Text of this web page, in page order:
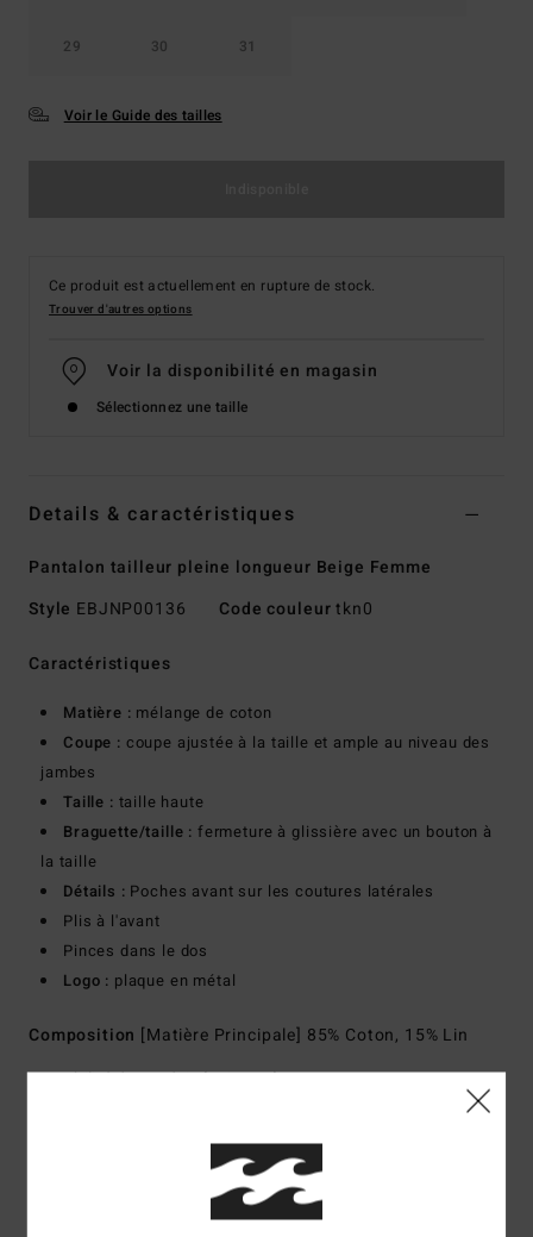
29 30 31
Voir le Guide des tailles
Ce produit est actuellement en rupture de stock.
Trouver d'autres options
Voir la disponibilité en magasin
Sélectionnez une taille
Details & caractéristiques
Pantalon tailleur pleine longueur Beige Femme
Style EBJNP00136 Code couleurtkn0
Caractéristiques
Matière : mélange de coton
Coupe : coupe ajustée à la taille et ample au niveau des
jambes
Taille : taille haute
Braguette/taille : fermeture à glissière avec un bouton à
la taille
Détails : Poches avant sur les coutures latérales
Plis à l'avant
Pinces dans le dos
Logo : plaque en métal
Composition [Matière Principale] 85% Coton, 15% Lin
Traçabilité du produit (Loi Agec)
Livraison & Retours